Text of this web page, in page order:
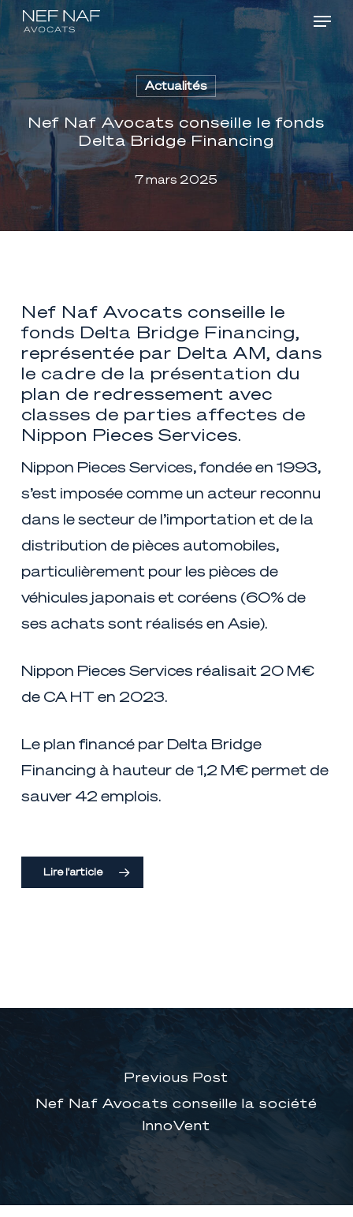
Skip
to
content
Menu
Actualités
Nef Naf Avocats conseille le fonds
Delta Bridge Financing
7 mars 2025
Nef Naf Avocats conseille le
fonds Delta Bridge Financing,
représentée par Delta AM, dans
le cadre de la présentation du
plan de redressement avec
classes de parties affectes de
Nippon Pieces Services.
Nippon Pieces Services, fondée en 1993,
s’est imposée comme un acteur reconnu
dans le secteur de l’importation et de la
distribution de pièces automobiles,
particulièrement pour les pièces de
véhicules japonais et coréens (60% de
ses achats sont réalisés en Asie).
Nippon Pieces Services réalisait 20 M€
de CA HT en 2023.
Le plan financé par Delta Bridge
Financing à hauteur de 1,2 M€ permet de
sauver 42 emplois.
Lire l'article
Previous Post
Nef Naf Avocats conseille la société
InnoVent